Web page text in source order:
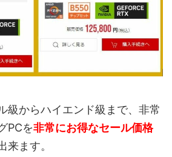
級からハイエンド級まで、非常
PCを非常にお得なセール価格
来ます。